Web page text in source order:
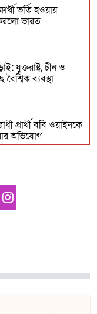
ভর্তি হওয়ায়
ভারত
যুক্তরাষ্ট্র, চীন ও
বৈশ্বিক ব্যবস্থা
প্রার্থী ববি ওয়াইনকে
অভিযোগ
শ্রেণির ছাত্র নিহত,